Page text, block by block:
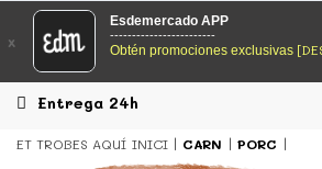
EsDeMercado.com
EsDeMercado.com te lleva a casa los
los mejores mercados de Barcelona y
locales.
x
Esdemercado APP
------------------------
Obtén promociones exclusivas
Entrega 24h
ET TROBES AQUÍ INICI CARN PORC